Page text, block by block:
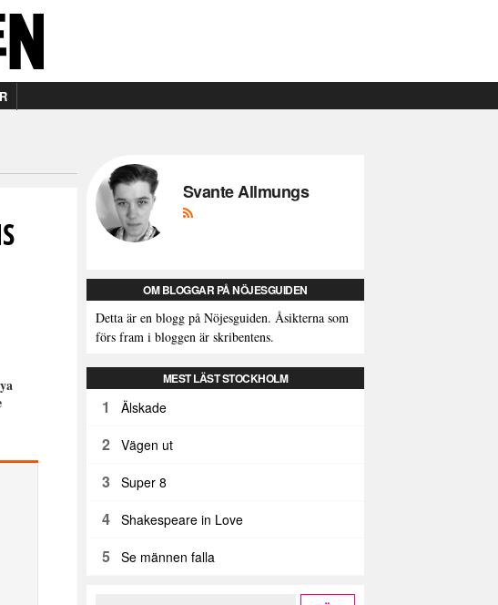
Svante Allmungs
OM BLOGGAR PÅ NÖJESGUIDEN
Detta är en blogg på Nöjesguiden. Åsikterna som
förs fram i bloggen är skribentens.
MEST LÄST STOCKHOLM
1 Älskade
2 Vägen ut
3 Super 8
4 Shakespeare in Love
5 Se männen falla